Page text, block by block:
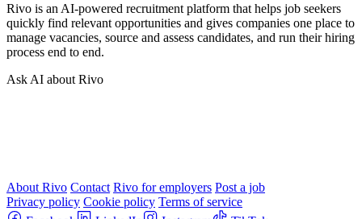
Rivo is an AI-powered recruitment platform that helps job seekers
quickly find relevant opportunities and gives companies one place to
manage vacancies, source and assess candidates, and run their hiring
process end to end.
Ask AI about Rivo
About Rivo Contact Rivo for employers Post a job
Privacy policy Cookie policy Terms of service